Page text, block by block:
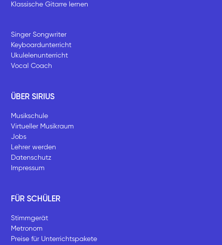
Klassische Gitarre lernen
Singer Songwriter
Keyboardunterricht
Ukulelenunterricht
Vocal Coach
ÜBER SIRIUS
Musikschule
Virtueller Musikraum
Jobs
Lehrer werden
Datenschutz
Impressum
FÜR SCHÜLER
Stimmgerät
Metronom
Preise für Unterrichtspakete